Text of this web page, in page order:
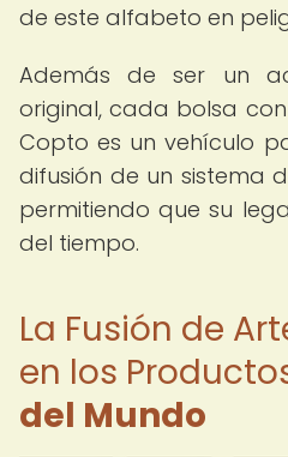
de este alfabeto en
Además de ser un
original, cada bolsa
Copto es un vehículo
difusión de un sistema
permitiendo que su
del tiempo.
La Fusión de
en los
del Mundo